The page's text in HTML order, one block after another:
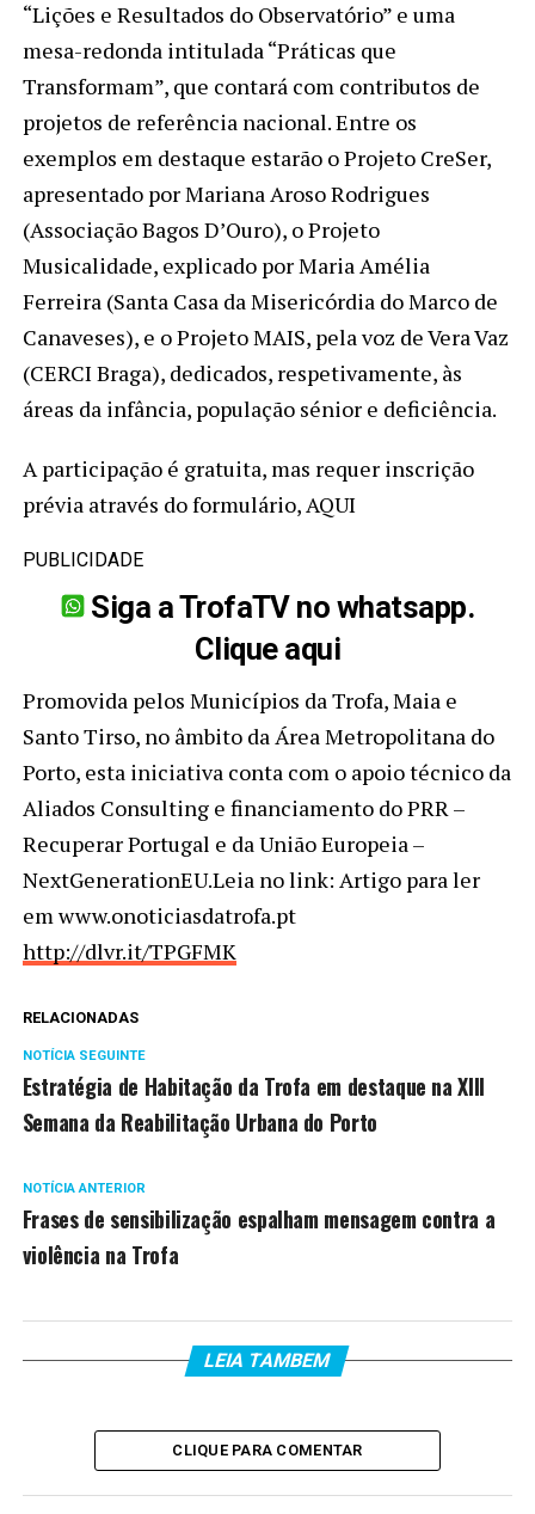
“Lições e Resultados do Observatório” e uma
mesa-redonda intitulada “Práticas que
Transformam”, que contará com contributos de
projetos de referência nacional. Entre os
exemplos em destaque estarão o Projeto CreSer,
apresentado por Mariana Aroso Rodrigues
(Associação Bagos D’Ouro), o Projeto
Musicalidade, explicado por Maria Amélia
Ferreira (Santa Casa da Misericórdia do Marco de
Canaveses), e o Projeto MAIS, pela voz de Vera Vaz
(CERCI Braga), dedicados, respetivamente, às
áreas da infância, população sénior e deficiência.
A participação é gratuita, mas requer inscrição
prévia através do formulário, AQUI
PUBLICIDADE
Siga a TrofaTV no whatsapp.
Clique aqui
Promovida pelos Municípios da Trofa, Maia e
Santo Tirso, no âmbito da Área Metropolitana do
Porto, esta iniciativa conta com o apoio técnico da
Aliados Consulting e financiamento do PRR –
Recuperar Portugal e da União Europeia –
NextGenerationEU.Leia no link: Artigo para ler
em www.onoticiasdatrofa.pt
http://dlvr.it/TPGFMK
RELACIONADAS
NOTÍCIA SEGUINTE
Estratégia de Habitação da Trofa em destaque na XIII
Semana da Reabilitação Urbana do Porto
NOTÍCIA ANTERIOR
Frases de sensibilização espalham mensagem contra a
violência na Trofa
LEIA TAMBEM
CLIQUE PARA COMENTAR